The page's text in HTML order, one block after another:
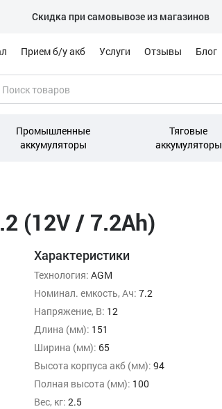
Скидка при самовывозе из магазинов
Прием б/у акб Услуги Отзывы Блог
Промышленные
аккумуляторы
Тяговые
аккумуляторы
(12V / 7.2Ah)
Характеристики
Технология: AGM
Номинал. емкость, Ач: 7.2
Напряжение, В: 12
Длина (мм): 151
Ширина (мм): 65
Высота корпуса акб (мм): 94
Полная высота (мм): 100
Вес, кг: 2.5